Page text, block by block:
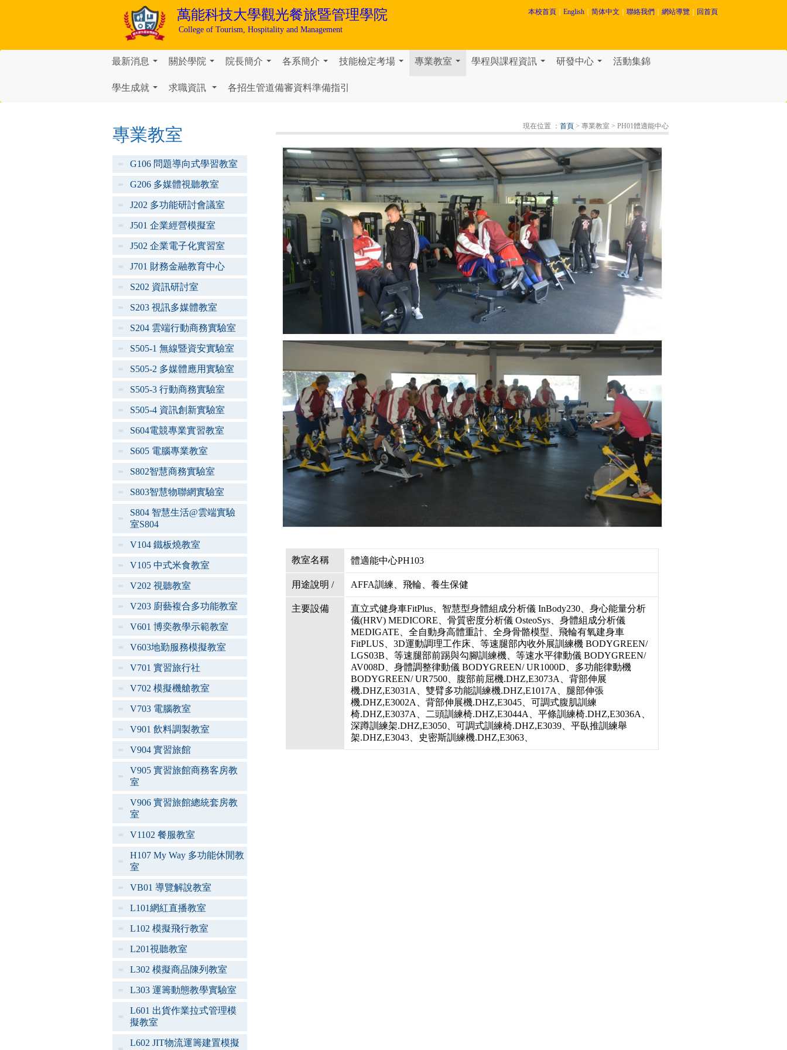
萬能科技大學觀光餐旅暨管理學院
College of Tourism, Hospitality and Management
本校首頁 English 简体中文 聯絡我們 網站導覽 回首頁
最新消息 關於學院 院長簡介 各系簡介 技能檢定考場 專業教室 學程與課程資訊 研發中心 活動集錦
學生成就 求職資訊 各招生管道備審資料準備指引
專業教室
G106 問題導向式學習教室
G206 多媒體視聽教室
J202 多功能研討會議室
J501 企業經營模擬室
J502 企業電子化實習室
J701 財務金融教育中心
S202 資訊研討室
S203 視訊多媒體教室
S204 雲端行動商務實驗室
S505-1 無線暨資安實驗室
S505-2 多媒體應用實驗室
S505-3 行動商務實驗室
S505-4 資訊創新實驗室
S604電競專業實習教室
S605 電腦專業教室
S802智慧商務實驗室
S803智慧物聯網實驗室
S804 智慧生活@雲端實驗
室S804
V104 鐵板燒教室
V105 中式米食教室
V202 視聽教室
V203 廚藝複合多功能教室
V601 博奕教學示範教室
V603地勤服務模擬教室
V701 實習旅行社
V702 模擬機艙教室
V703 電腦教室
V901 飲料調製教室
V904 實習旅館
V905 實習旅館商務客房教
室
V906 實習旅館總統套房教
室
V1102 餐服教室
H107 My Way 多功能休閒教
室
VB01 導覽解說教室
L101網紅直播教室
L102 模擬飛行教室
L201視聽教室
L302 模擬商品陳列教室
L303 運籌動態教學實驗室
L601 出貨作業拉式管理模
擬教室
L602 JIT物流運籌建置模擬
現在位置 ： 首頁 > 專業教室 > PH01體適能中心
教室名稱 體適能中心PH103
用途說明 / AFFA訓練、飛輪、養生保健
主要設備
直立式健身車FitPlus、智慧型身體組成分析儀 InBody230、身心能量分析
儀(HRV) MEDICORE、骨質密度分析儀 OsteoSys、身體組成分析儀
MEDIGATE、全自動身高體重計、全身骨骼模型、飛輪有氧建身車
FitPLUS、3D運動調理工作床、等速腿部內收外展訓練機 BODYGREEN/
LGS03B、等速腿部前踢與勾腳訓練機、等速水平律動儀 BODYGREEN/
AV008D、身體調整律動儀 BODYGREEN/ UR1000D、多功能律動機
BODYGREEN/ UR7500、腹部前屈機.DHZ,E3073A、背部伸展
機.DHZ,E3031A、雙臂多功能訓練機.DHZ,E1017A、腿部伸張
機.DHZ,E3002A、背部伸展機.DHZ,E3045、可調式腹肌訓練
椅.DHZ,E3037A、二頭訓練椅.DHZ,E3044A、平條訓練椅.DHZ,E3036A、
深蹲訓練架.DHZ,E3050、可調式訓練椅.DHZ,E3039、平臥推訓練舉
架.DHZ,E3043、史密斯訓練機.DHZ,E3063、